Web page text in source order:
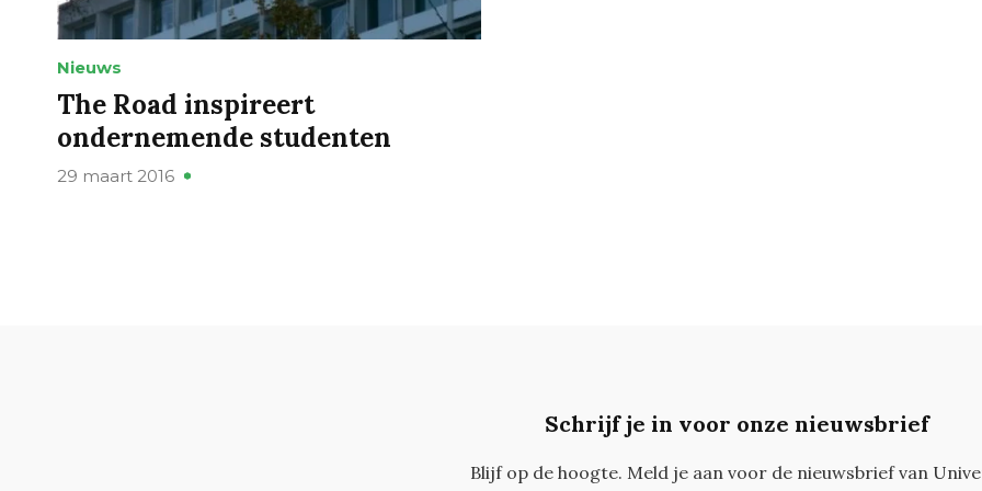
Nieuws
The Road inspireert
ondernemende studenten
29 maart 2016
Schrijf je in voor onze nieuwsbrief
Blijf op de hoogte. Meld je aan voor de nieuwsbrief van